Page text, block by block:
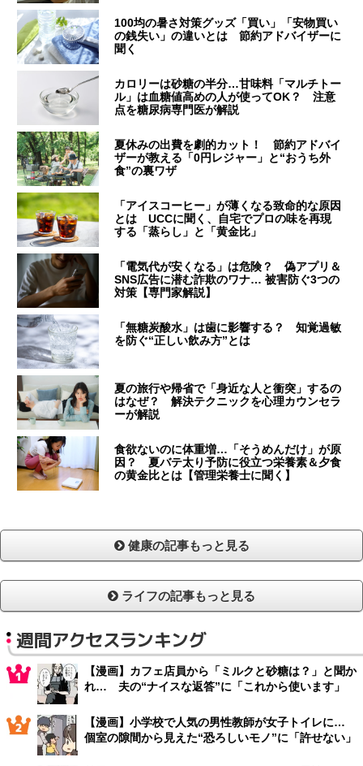
100均の暑さ対策グッズ「買い」「安物買い
の銭失い」の違いとは 節約アドバイザーに
聞く
カロリーは砂糖の半分…甘味料「マルチトー
ル」は血糖値高めの人が使ってOK？ 注意
点を糖尿病専門医が解説
夏休みの出費を劇的カット！ 節約アドバイ
ザーが教える「0円レジャー」と“おうち外
食”の裏ワザ
「アイスコーヒー」が薄くなる致命的な原因
とは UCCに聞く、自宅でプロの味を再現
する「蒸らし」と「黄金比」
「電気代が安くなる」は危険？ 偽アプリ＆
SNS広告に潜む詐欺のワナ… 被害防ぐ3つの
対策【専門家解説】
「無糖炭酸水」は歯に影響する？ 知覚過敏
を防ぐ“正しい飲み方”とは
夏の旅行や帰省で「身近な人と衝突」するの
はなぜ？ 解決テクニックを心理カウンセラ
ーが解説
食欲ないのに体重増…「そうめんだけ」が原
因？ 夏バテ太り予防に役立つ栄養素＆夕食
の黄金比とは【管理栄養士に聞く】
健康の記事もっと見る
ライフの記事もっと見る
週間アクセスランキング
【漫画】カフェ店員から「ミルクと砂糖は？」と聞か
れ… 夫の“ナイスな返答”に「これから使います」
【漫画】小学校で人気の男性教師が女子トイレに…
個室の隙間から見えた“恐ろしいモノ”に「許せない」